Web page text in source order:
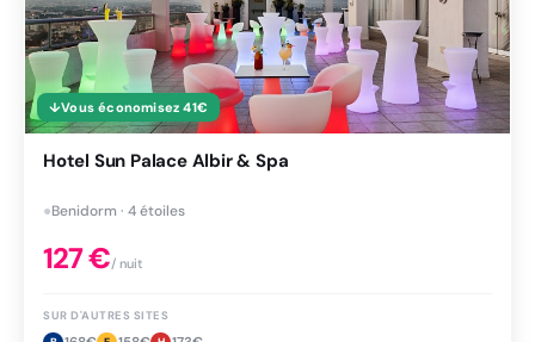
↓Vous économisez 41€
Hotel Sun Palace Albir & Spa
●Benidorm · 4 étoiles
127€/ nuit
SUR D'AUTRES SITES